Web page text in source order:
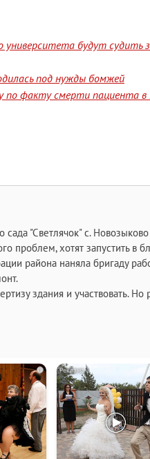
университета будут судить
под нужды бомжей
по факту смерти пациента
сада "Светлячок" с.
проблем, хотят запустить в
района наняла бригаду
здания и участвовать. Но
i